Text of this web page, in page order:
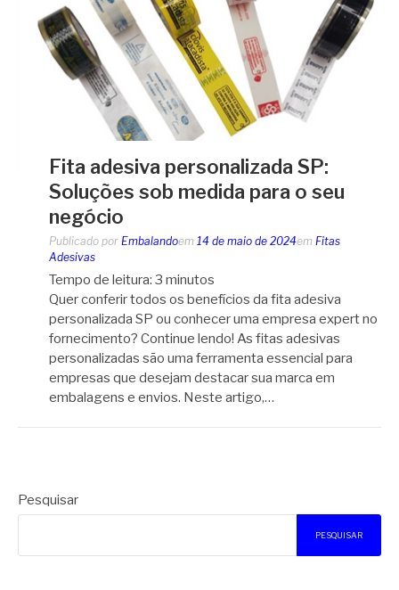
Fita adesiva personalizada SP:
Soluções sob medida para o seu
negócio
Publicado por Embalandoem 14 de maio de 2024em Fitas
Adesivas
Tempo de leitura: 3 minutos
Quer conferir todos os benefícios da fita adesiva
personalizada SP ou conhecer uma empresa expert no
fornecimento? Continue lendo! As fitas adesivas
personalizadas são uma ferramenta essencial para
empresas que desejam destacar sua marca em
embalagens e envios. Neste artigo,…
Pesquisar
PESQUISAR